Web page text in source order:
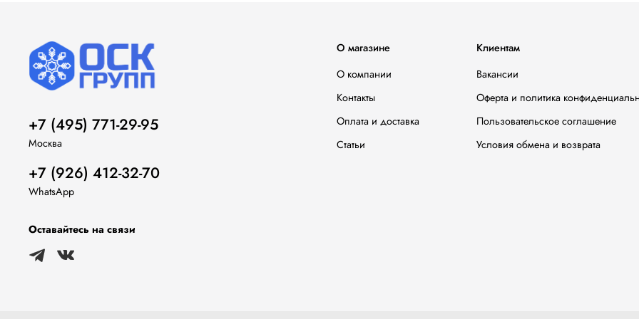
О магазине
О компании
Контакты
Оплата и доставка
Статьи
Клиентам
Вакансии
Оферта и политика
Пользовательское соглашение
Условия обмена и возврата
+7 (495) 771-29-95
Москва
+7 (926) 412-32-70
WhatsApp
Оставайтесь на связи